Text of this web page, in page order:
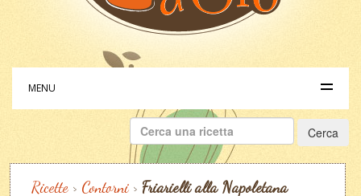
MENU
Ricerca
per:
Ricette > Contorni > Friarielli alla Napoletana